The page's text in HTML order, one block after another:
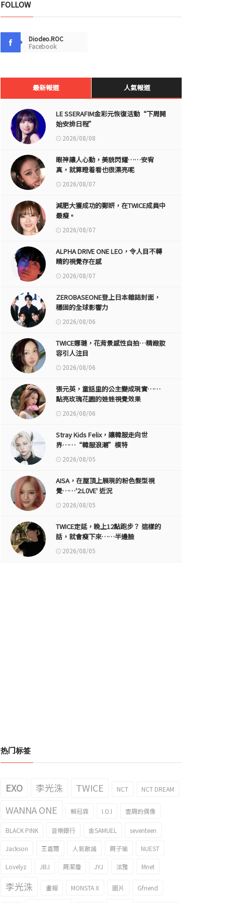
FOLLOW
Diodeo.ROC
Facebook
最新報道 人氣報道
LE SSERAFIM金彩元恢復活動“下周開
始安排日程”
2026/08/08
眼神讓人心動，美貌閃耀……安宥
真，就算瞪着看也很漂亮呢
2026/08/07
減肥大獲成功的鄭妍，在TWICE成員中
最瘦。
2026/08/07
ALPHA DRIVE ONE LEO，令人目不轉
睛的視覺存在感
2026/08/07
ZEROBASEONE登上日本雜誌封面，
穩固的全球影響力
2026/08/06
TWICE娜璉，花背景感性自拍…精緻妝
容引人注目
2026/08/06
張元英，童話里的公主變成現實……
點亮玫瑰花園的娃娃視覺效果
2026/08/06
Stray Kids Felix，讓韓服走向世
界……“韓服浪潮”模特
2026/08/05
AISA，在屋頂上展現的粉色髮型視
覺……'2:L0VE' 近況
2026/08/05
TWICE定延，晚上12點跑步？ 這樣的
話，就會瘦下來……半邊臉
2026/08/05
热门标签
EXO 李光洙 TWICE NCT NCT DREAM
WANNA ONE 賴冠霖 I.O.I 壹周的偶像
BLACK PINK 音樂銀行 金SAMUEL seventeen
Jackson 王嘉爾 人氣歌謠 周子瑜 NUEST
Lovelyz JBJ 周潔瓊 JYJ 泫雅 Mnet
李光洙 畫報 MONSTA X 圖片 Gfriend